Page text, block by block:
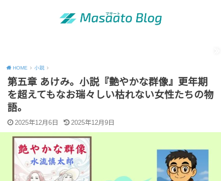
HOME 小説
第五章 あけみ。小説『艶やかな群像』更年期
を超えてもなお瑞々しい枯れない女性たちの物
語。
2025年12月6日 2025年12月9日